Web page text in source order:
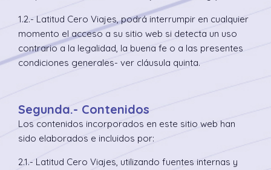
1.2.- Latitud Cero Viajes, podrá interrumpir en cualquier
momento el acceso a su sitio web si detecta un uso
contrario a la legalidad, la buena fe o a las presentes
condiciones generales- ver cláusula quinta.
Segunda.- Contenidos
Los contenidos incorporados en este sitio web han
sido elaborados e incluidos por:
2.1.- Latitud Cero Viajes, utilizando fuentes internas y